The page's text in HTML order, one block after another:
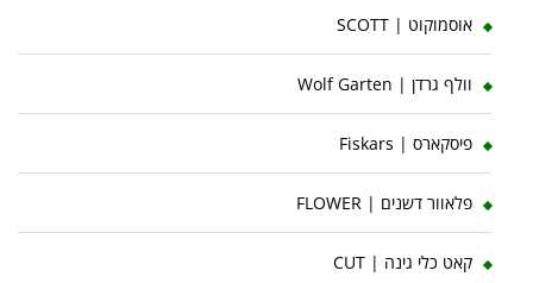
אוסמוקוט | SCOTT
וולף גרדן | Wolf Garten
פיסקארס | Fiskars
פלאוור דשנים | FLOWER
קאט כלי גינה | CUT